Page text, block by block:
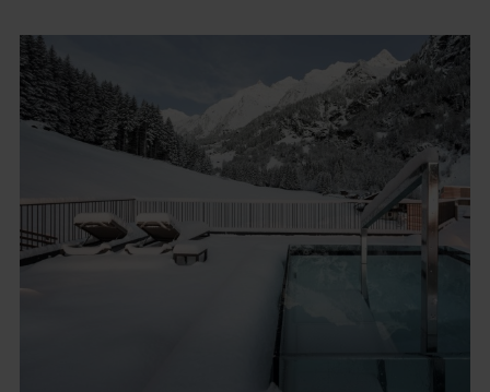
Consenso Dettagli Informazioni sui cookie
Utilizziamo i cookie per personalizzare contenuti ed
annunci, per fornire funzionalità dei social media e per